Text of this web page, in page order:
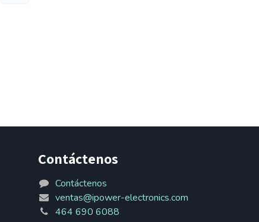
Contáctenos
Contáctenos
ventas@ipower-electronics.com
464 690 6088